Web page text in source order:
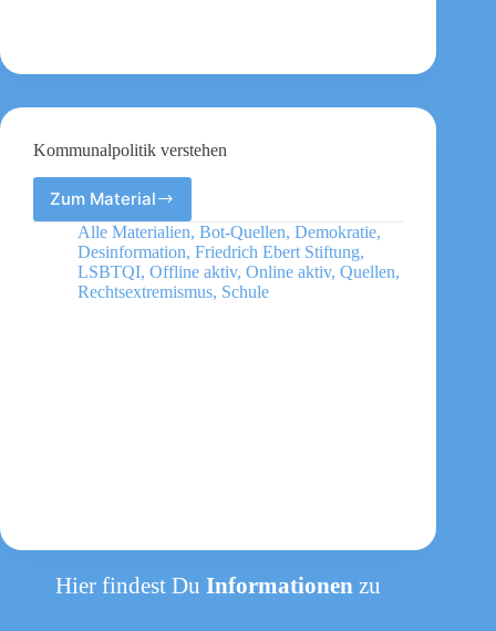
Kommunalpolitik verstehen
Zum MaterialKommunalpolitik
verstehen
Alle Materialien, Bot-Quellen, Demokratie,
Desinformation, Friedrich Ebert Stiftung,
LSBTQI, Offline aktiv, Online aktiv, Quellen,
Rechtsextremismus, Schule
Hier findest DuInformationenzu